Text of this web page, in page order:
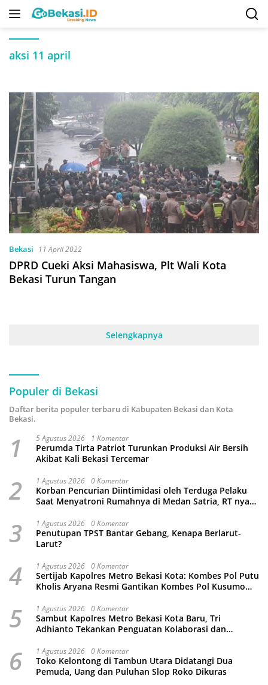
Langsung
aksi 11 april
Bekasi 11 April 2022
DPRD Cueki Aksi Mahasiswa, Plt Wali Kota
Bekasi Turun Tangan
Selengkapnya
Populer di Bekasi
Daftar berita populer terbaru di Kabupaten Bekasi dan Kota
Bekasi.
1 5 Agustus 2026 1 Komentar
Perumda Tirta Patriot Turunkan Produksi Air Bersih
Akibat Kali Bekasi Tercemar
2 1 Agustus 2026 0 Komentar
Korban Pencurian Diintimidasi oleh Terduga Pelaku
Saat Menyatroni Rumahnya di Medan Satria, RT nya
3 1 Agustus 2026 0 Komentar
Penutupan TPST Bantar Gebang, Kenapa Berlarut-
Larut?
4 1 Agustus 2026 0 Komentar
Sertijab Kapolres Metro Bekasi Kota: Kombes Pol Putu
Kholis Aryana Resmi Gantikan Kombes Pol Kusumo
5 1 Agustus 2026 0 Komentar
Sambut Kapolres Metro Bekasi Kota Baru, Tri
Adhianto Tekankan Penguatan Kolaborasi dan
6 1 Agustus 2026 0 Komentar
Toko Kelontong di Tambun Utara Didatangi Dua
Pemuda, Uang dan Puluhan Slop Roko Dikuras